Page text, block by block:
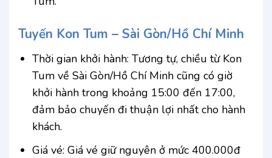
Tuyến Kon Tum – Sài Gòn/Hồ Chí Minh
Thời gian khởi hành: Tương tự, chiều từ Kon
Tum về Sài Gòn/Hồ Chí Minh cũng có giờ
khởi hành trong khoảng 15:00 đến 17:00,
đảm bảo chuyến đi thuận lợi nhất cho hành
khách.
Giá vé: Giá vé giữ nguyên ở mức 400.000đ